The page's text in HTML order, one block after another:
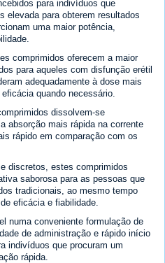
para indivíduos que
elevada para obterem resultados
uma maior potência,
comprimidos oferecem a maior
para aqueles com disfunção erétil
adequadamente à dose mais
quando necessário.
dissolvem-se
absorção mais rápida na corrente
rápido em comparação com os
discretos, estes comprimidos
saborosa para as pessoas que
tradicionais, ao mesmo tempo
eficácia e fiabilidade.
numa conveniente formulação de
de administração e rápido início
indivíduos que procuram um
rápida.